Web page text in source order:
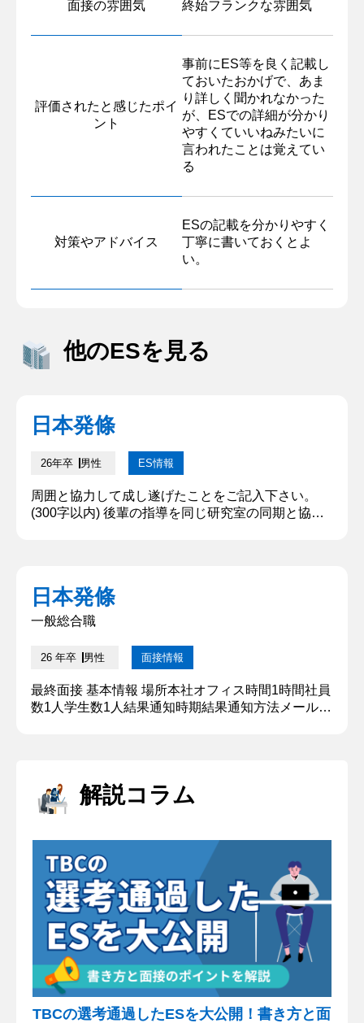
面接の雰囲気 終始フランクな雰囲気
評価されたと感じたポイ
ント
事前にES等を良く記載し
ておいたおかげで、あま
り詳しく聞かれなかった
が、ESでの詳細が分かり
やすくていいねみたいに
言われたことは覚えてい
る
対策やアドバイス
ESの記載を分かりやすく
丁寧に書いておくとよ
い。
他のESを見る
日本発條
26年卒 男性 ES情報
周囲と協力して成し遂げたことをご記入下さい。
(300字以内) 後輩の指導を同じ研究室の同期と協力
ました。同期の仲間たちに協力してもらい後輩に指
導を行いました。その結果、研究に必要な装置の操
作を一人で扱うことができるよ...
日本発條
一般総合職
26 年卒 男性 面接情報
最終面接 基本情報 場所本社オフィス時間1時間社員
数1人学生数1人結果通知時期結果通知方法メール
いから、当日まで2人もわからないことが沢山あ
る。その中でいかに2人らしさや秘めている理想や
解説コラム
TBCの選考通過したESを大公開！書き方と面